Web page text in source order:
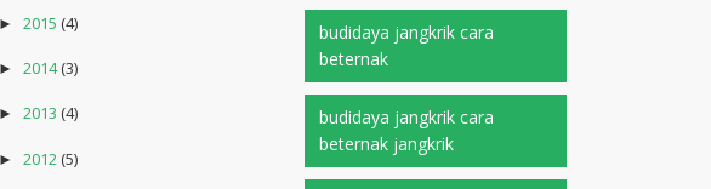
► 2015 (4)
► 2014(3)
► 2013 (4)
► 2012 (5)
budidaya jangkrik cara
beternak
budidaya jangkrik cara
beternak jangkrik